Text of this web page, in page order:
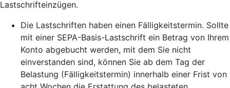
Lastschrifteinzügen.
Die Lastschriften haben einen Fälligkeitstermin. Sollte
mit einer SEPA-Basis-Lastschrift ein Betrag von Ihrem
Konto abgebucht werden, mit dem Sie nicht
einverstanden sind, können Sie ab dem Tag der
Belastung (Fälligkeitstermin) innerhalb einer Frist von